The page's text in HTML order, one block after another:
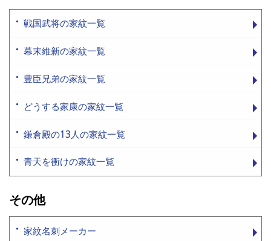
戦国武将の家紋一覧
幕末維新の家紋一覧
豊臣兄弟の家紋一覧
どうする家康の家紋一覧
鎌倉殿の13人の家紋一覧
青天を衝けの家紋一覧
その他
家紋名刺メーカー